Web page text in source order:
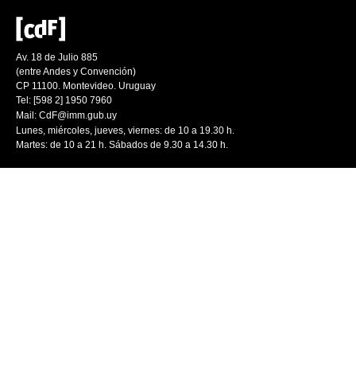
Av. 18 de Julio 885
(entre Andes y Convención)
CP 11100. Montevideo. Uruguay
Tel: [598 2] 1950 7960
Mail: CdF@imm.gub.uy
Lunes, miércoles, jueves, viernes: de 10 a 19.30 h.
Martes: de 10 a 21 h. Sábados de 9.30 a 14.30 h.